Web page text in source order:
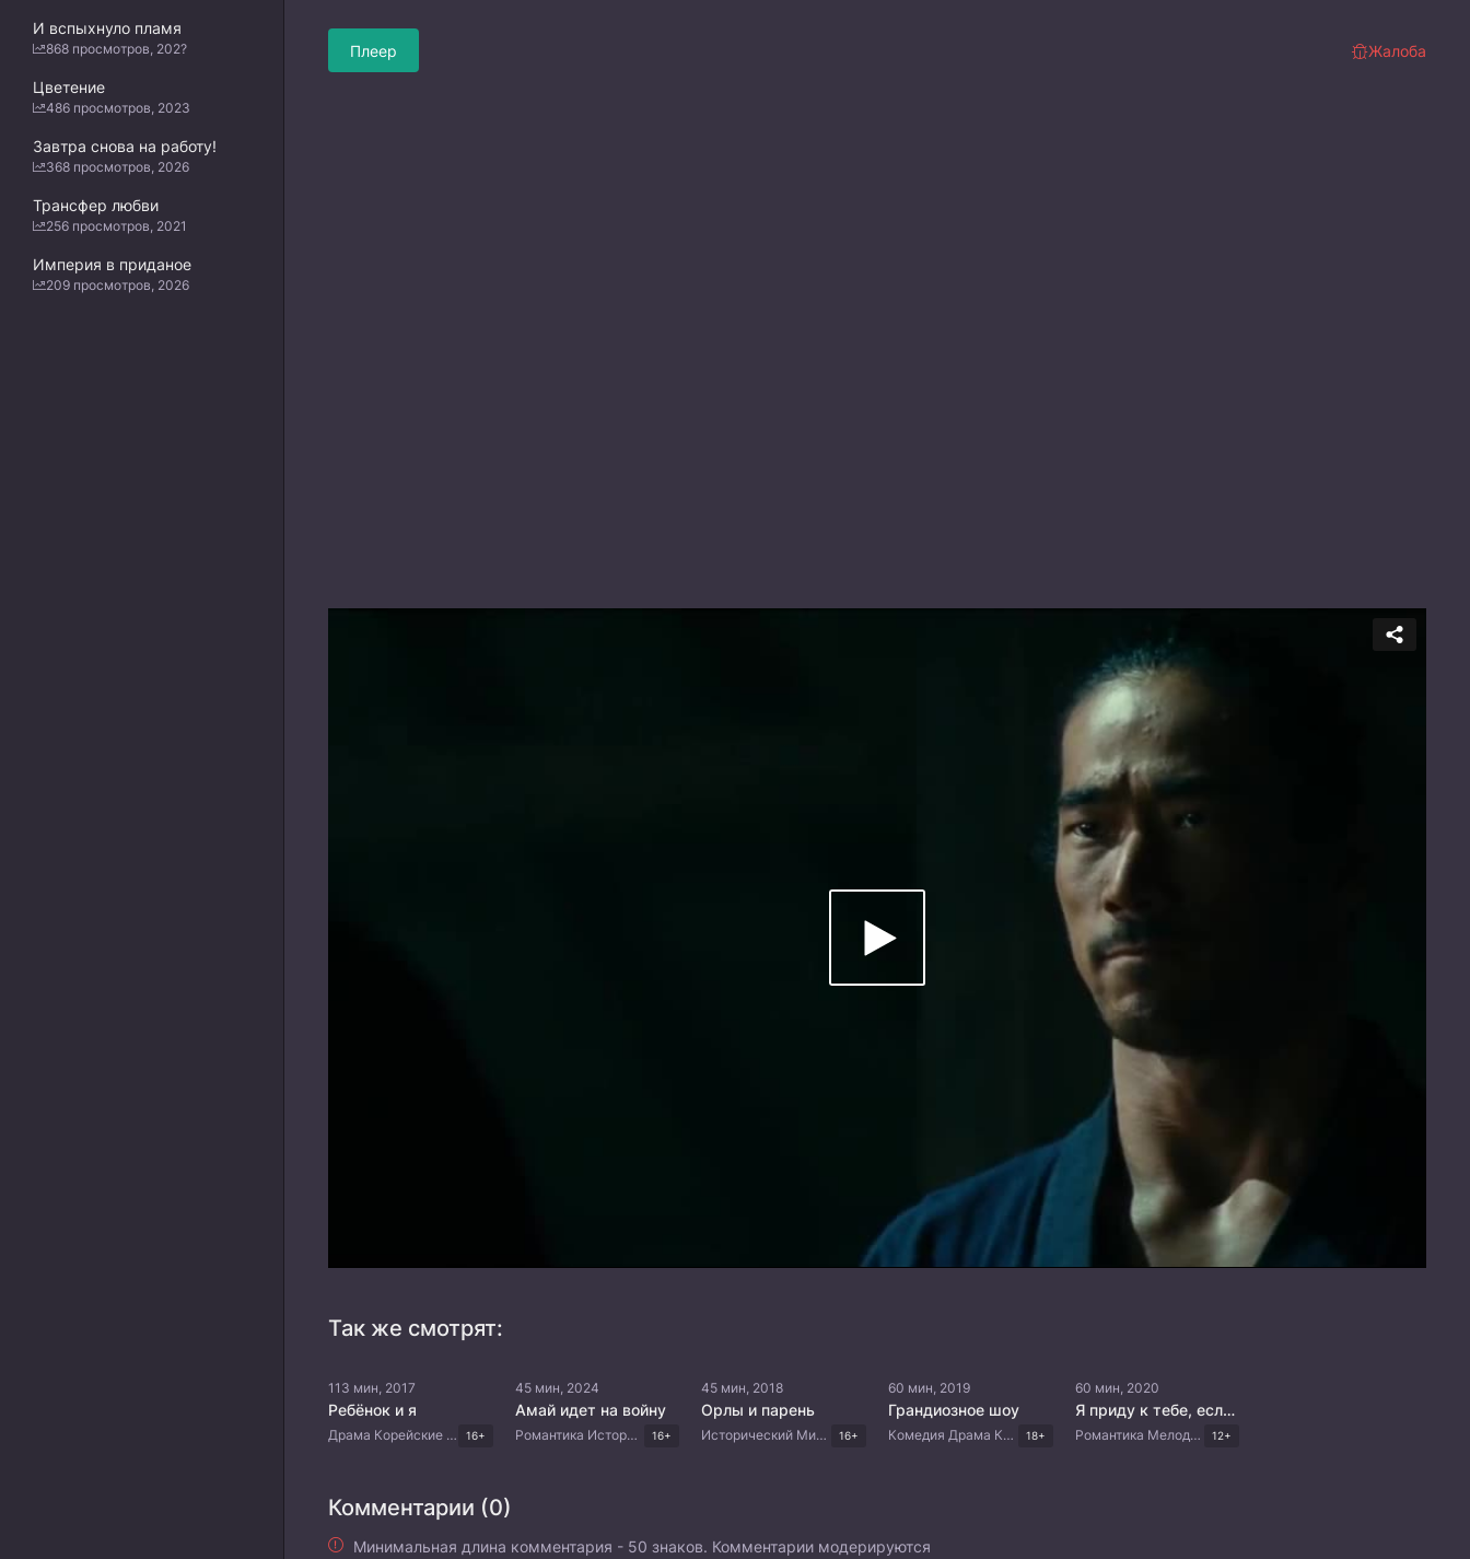
Плеер Жалоба
Так же смотрят:
113 мин, 2017
Ребёнок и я
Драма Корейские дорамы 16+
45 мин, 2024
Амай идет на войну
Романтика Исторический Боевик Китайские дорамы 16+
45 мин, 2018
Орлы и парень
Исторический Мистика Приключения Китайские дорамы 16+
60 мин, 2019
Грандиозное шоу
Комедия Драма Корейские дорамы 18+
60 мин, 2020
Я приду к тебе, если будет хорошая погода
Романтика Мелодрама Драма Корейские дорамы 12+
Комментарии (0)
Минимальная длина комментария - 50 знаков. Комментарии модерируются
И вспыхнуло пламя
868 просмотров, 202?
Цветение
486 просмотров, 2023
Завтра снова на работу!
368 просмотров, 2026
Трансфер любви
256 просмотров, 2021
Империя в приданое
209 просмотров, 2026